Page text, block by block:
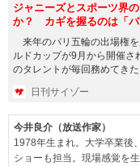
ジャニーズとスポーツ界
か？ カギを握るのは「バ
来年のパリ五輪の出場権
ルドカップが9月から開催さ
のタレントが毎回務めてき
日刊サイゾー
今井良介（放送作家）
1978年生まれ。大学卒業後
ショーも担当。現場感覚を